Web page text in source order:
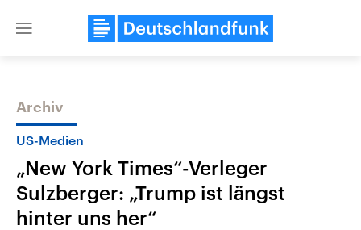
Close
Themen
Archiv
US-Medien
„New York Times“-Verleger
Sulzberger: „Trump ist längst
hinter uns her“